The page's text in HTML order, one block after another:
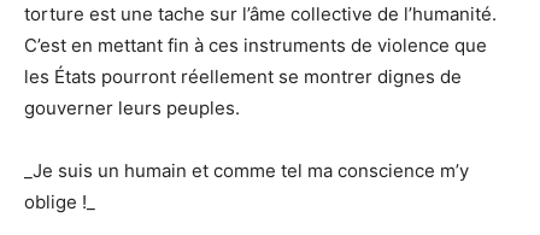
torture est une tache sur l’âme collective de l’humanité.
C’est en mettant fin à ces instruments de violence que
les États pourront réellement se montrer dignes de
gouverner leurs peuples.
_Je suis un humain et comme tel ma conscience m’y
oblige !_